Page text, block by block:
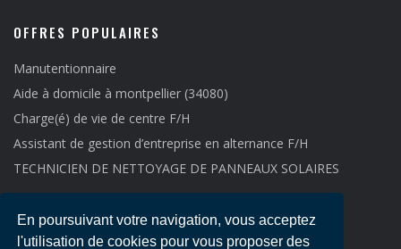
En poursuivant votre navigation, vous acceptez
l'utilisation de cookies pour vous proposer des
OFFRES POPULAIRES
Manutentionnaire
Aide à domicile à montpellier (34080)
Charge(é) de vie de centre F/H
Assistant de gestion d’entreprise en alternance F/H
TECHNICIEN DE NETTOYAGE DE PANNEAUX SOLAIRES